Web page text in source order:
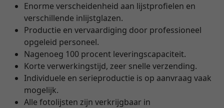
Enorme verscheidenheid aan lijstprofielen en
verschillende inlijstglazen.
Productie en vervaardiging door professioneel
opgeleid personeel.
Nagenoeg 100 procent leveringscapaciteit.
Korte verwerkingstijd, zeer snelle verzending.
Individuele en serieproductie is op aanvraag vaak
mogelijk.
Alle fotolijsten zijn verkrijgbaar in